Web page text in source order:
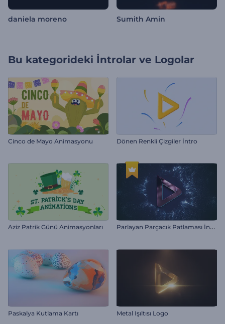
daniela moreno Sumith Amin
Bu kategorideki İntrolar ve Logolar
Cinco de Mayo Animasyonu Dönen Renkli Çizgiler İntro
Aziz Patrik Günü Animasyonları P
arlayan Parçacık Patlaması İntro
Paskalya Kutlama Kartı Metal Işıltısı Logo